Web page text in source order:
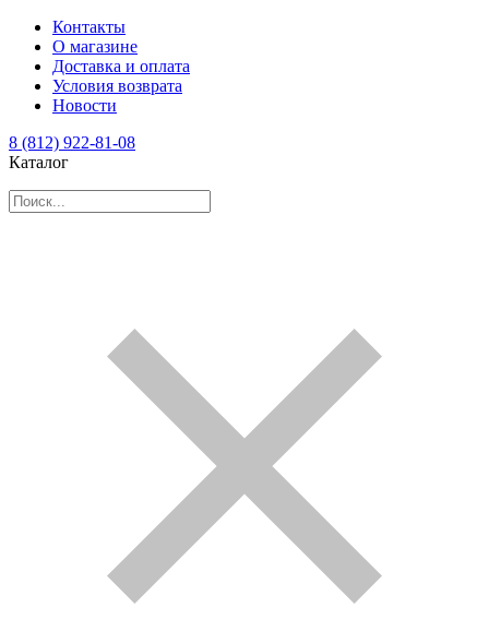
Контакты
О магазине
Доставка и оплата
Условия возврата
Новости
8 (812) 922-81-08
Каталог